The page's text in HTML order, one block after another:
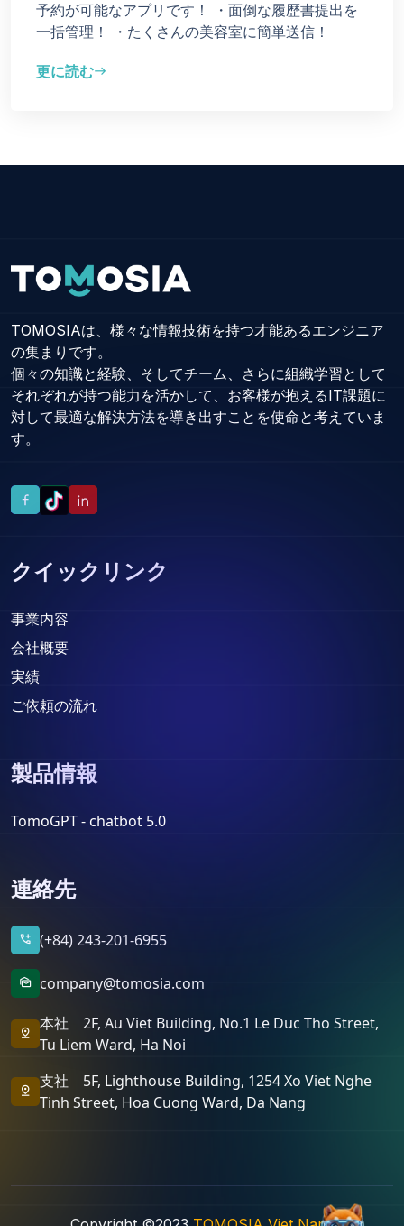
予約が可能なアプリです！
・面倒な履歴書提出を
一括管理！
・たくさんの美容室に簡単送信！
更に読むeast
TOMOSIAは、様々な情報技術を持つ才能あるエンジニア
の集まりです。
個々の知識と経験、そしてチーム、さらに組織学習として
それぞれが持つ能力を活かして、お客様が抱えるIT課題に
対して最適な解決方法を導き出すことを使命と考えていま
す。
クイックリンク
事業内容
会社概要
実績
ご依頼の流れ
製品情報
TomoGPT - chatbot 5.0
連絡先
add_call (+84) 243-201-6955
mark_as_unread company@tomosia.com
pin_drop
本社 2F, Au Viet Building, No.1 Le Duc Tho Street,
Tu Liem Ward, Ha Noi
pin_drop
支社 5F, Lighthouse Building, 1254 Xo Viet Nghe
Tinh Street, Hoa Cuong Ward, Da Nang